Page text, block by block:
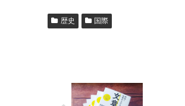
歴史 国際